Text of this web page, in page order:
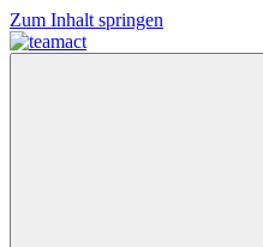
Zum Inhalt springen